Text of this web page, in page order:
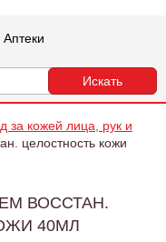
Аптеки
за кожей лица, рук и
целостность кожи
ВОССТАН.
40МЛ